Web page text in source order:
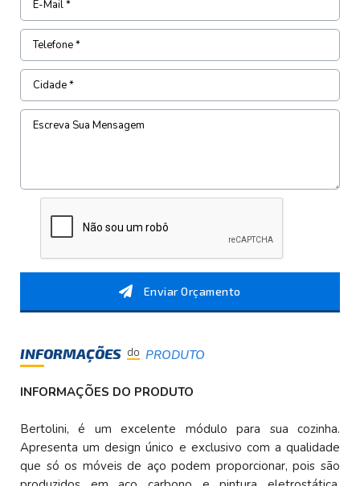
Enviar Orçamento
INFORMAÇÕES do PRODUTO
INFORMAÇÕES DO PRODUTO
Bertolini, é um excelente módulo para sua cozinha.
Apresenta um design único e exclusivo com a qualidade
que só os móveis de aço podem proporcionar, pois são